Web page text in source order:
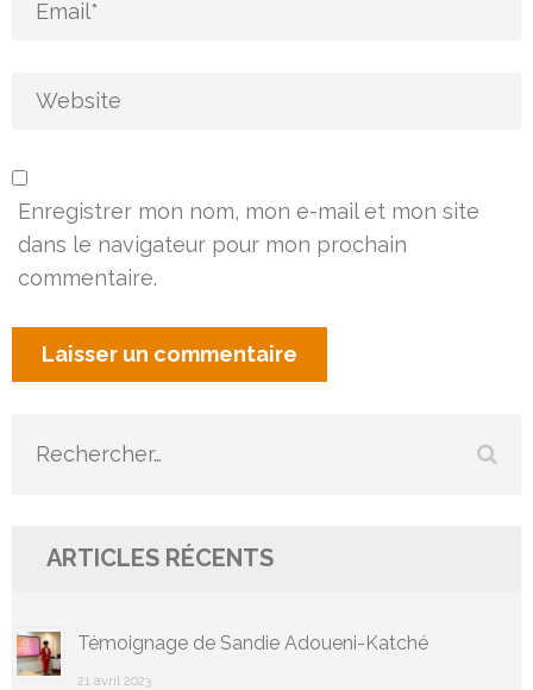
Enregistrer mon nom, mon e-mail et mon site
dans le navigateur pour mon prochain
commentaire.
Rechercher :
ARTICLES RÉCENTS
Témoignage de Sandie Adoueni-Katché
21 avril 2023